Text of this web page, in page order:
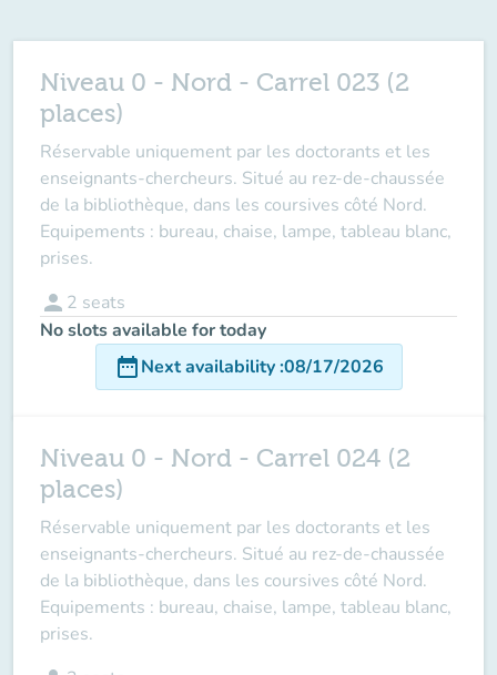
Niveau 0 - Nord - Carrel 023 (2
places)
Réservable uniquement par les doctorants et les
enseignants-chercheurs. Situé au rez-de-chaussée
de la bibliothèque, dans les coursives côté Nord.
Equipements : bureau, chaise, lampe, tableau blanc,
prises.
person 2 seats
No slots available for today
date_rangeNext availability:08/17/2026
Niveau 0 - Nord - Carrel 024 (2
places)
Réservable uniquement par les doctorants et les
enseignants-chercheurs. Situé au rez-de-chaussée
de la bibliothèque, dans les coursives côté Nord.
Equipements : bureau, chaise, lampe, tableau blanc,
prises.